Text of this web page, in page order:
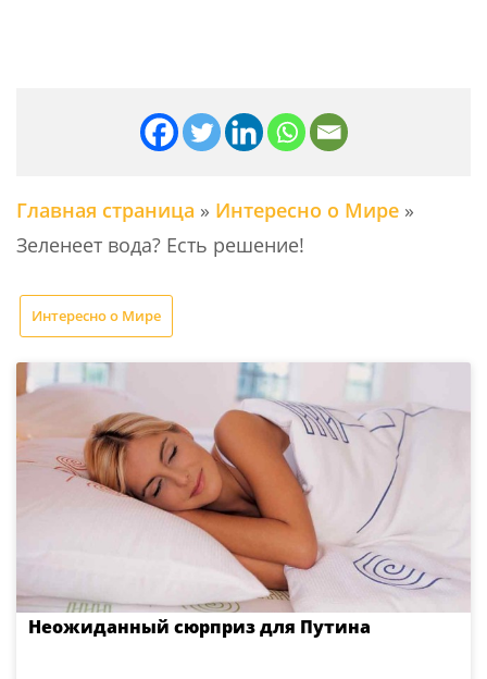
Главная страница » Интересно о Мире »
Зеленеет вода? Есть решение!
Интересно о Мире
Неожиданный сюрприз для Путина